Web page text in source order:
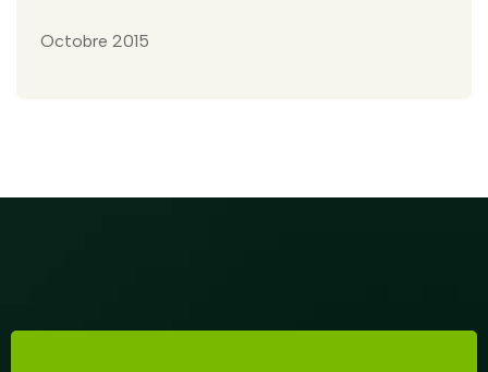
Octobre 2015